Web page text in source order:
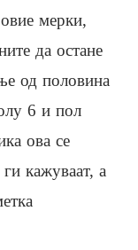
мерки,
да остане
од половина
6 и пол
ова се
кажуваат, а